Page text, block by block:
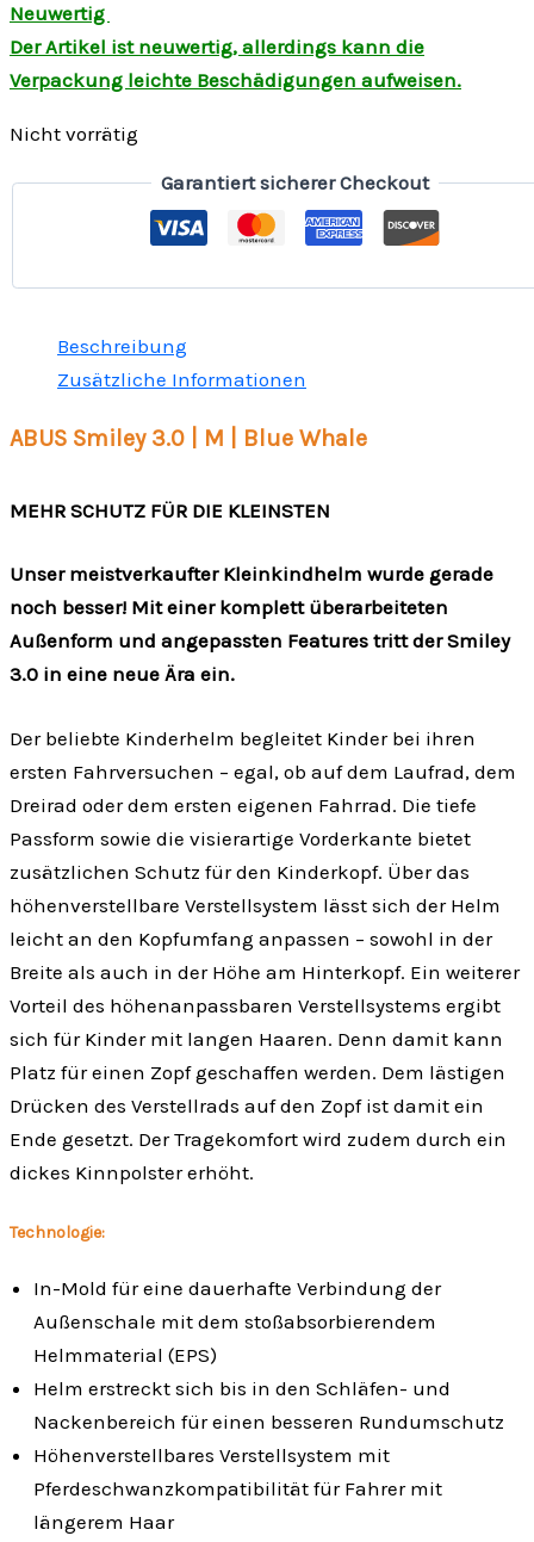
Neuwertig
Der Artikel ist neuwertig, allerdings kann die
Verpackung leichte Beschädigungen aufweisen.
Nicht vorrätig
Garantiert sicherer Checkout
Beschreibung
Zusätzliche Informationen
ABUS Smiley 3.0 | M | Blue Whale
MEHR SCHUTZ FÜR DIE KLEINSTEN
Unser meistverkaufter Kleinkindhelm wurde gerade
noch besser! Mit einer komplett überarbeiteten
Außenform und angepassten Features tritt der Smiley
3.0 in eine neue Ära ein.
Der beliebte Kinderhelm begleitet Kinder bei ihren
ersten Fahrversuchen – egal, ob auf dem Laufrad, dem
Dreirad oder dem ersten eigenen Fahrrad. Die tiefe
Passform sowie die visierartige Vorderkante bietet
zusätzlichen Schutz für den Kinderkopf. Über das
höhenverstellbare Verstellsystem lässt sich der Helm
leicht an den Kopfumfang anpassen – sowohl in der
Breite als auch in der Höhe am Hinterkopf. Ein weiterer
Vorteil des höhenanpassbaren Verstellsystems ergibt
sich für Kinder mit langen Haaren. Denn damit kann
Platz für einen Zopf geschaffen werden. Dem lästigen
Drücken des Verstellrads auf den Zopf ist damit ein
Ende gesetzt. Der Tragekomfort wird zudem durch ein
dickes Kinnpolster erhöht.
Technologie:
In-Mold für eine dauerhafte Verbindung der
Außenschale mit dem stoßabsorbierendem
Helmmaterial (EPS)
Helm erstreckt sich bis in den Schläfen- und
Nackenbereich für einen besseren Rundumschutz
Höhenverstellbares Verstellsystem mit
Pferdeschwanzkompatibilität für Fahrer mit
längerem Haar